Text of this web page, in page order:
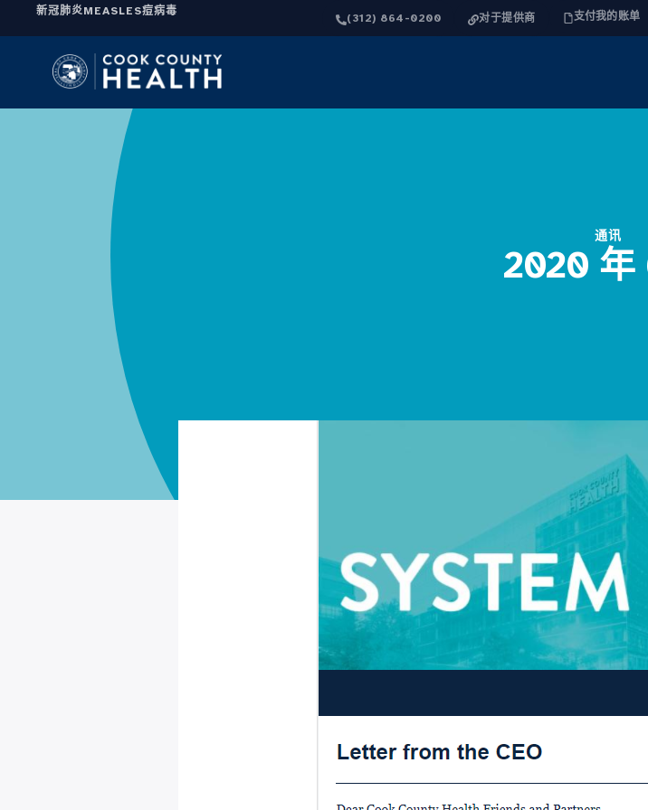
新冠肺炎MEASLES痘病毒
(312) 864-0200 对于提供商 支付我的账单
通讯
2020 年